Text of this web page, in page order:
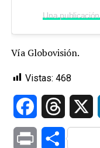
Vía Globovisión.
Vistas: 468
FacebookThreads
Print Compartir